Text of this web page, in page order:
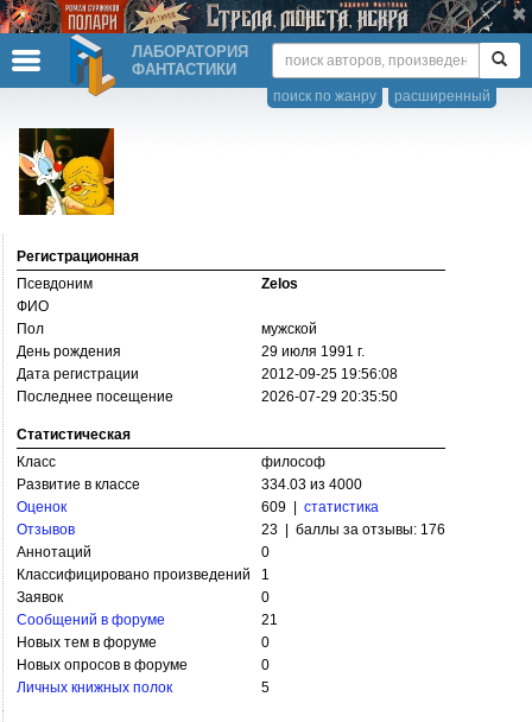
ЛАБОРАТОРИЯ
ФАНТАСТИКИ
расширенный
поиск по жанру
Регистрационная
Псевдоним
Zelos
ФИО
Пол
мужской
День рождения
29 июля 1991 г.
Дата регистрации
2012-09-25 19:56:08
Последнее посещение
2026-07-29 20:35:50
Статистическая
Класс
философ
Развитие в классе
334.03 из 4000
Оценок
609 | статистика
Отзывов
23 | баллы за отзывы: 176
Аннотаций
0
Классифицировано произведений
1
Заявок
0
Сообщений в форуме
21
Новых тем в форуме
0
Новых опросов в форуме
0
Личных книжных полок
5